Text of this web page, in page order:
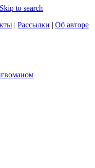
Skip to search
| Рассылки | Об авторе